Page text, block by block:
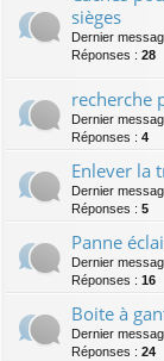
sièges
Dernier
Réponses : 28
recherche
Dernier
Réponses : 4
Enlever la
Dernier
Réponses : 5
Panne
Dernier
Réponses : 16
Boite à
Dernier
Réponses : 24